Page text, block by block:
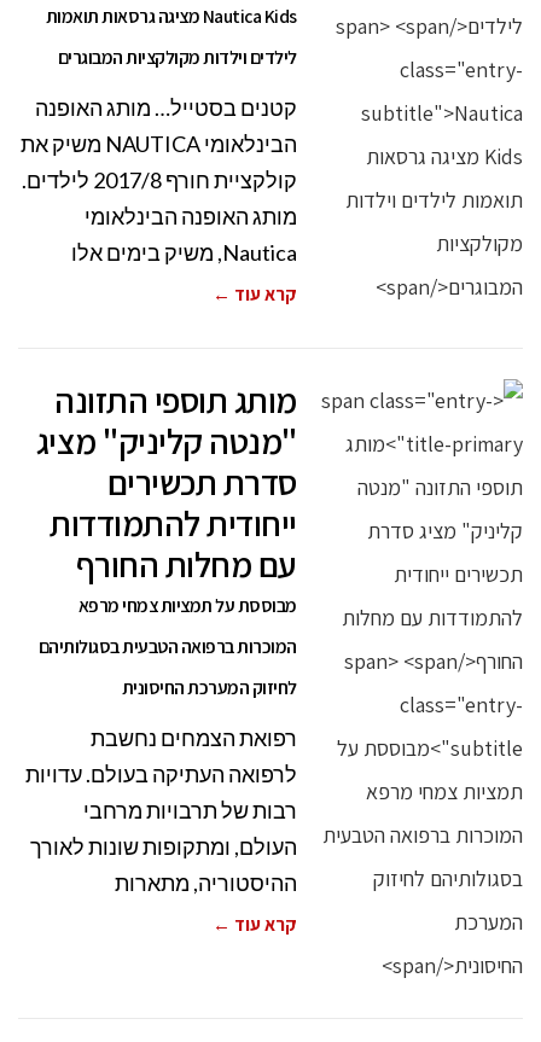
Nautica Kids מציגה גרסאות תואמות
לילדים וילדות מקולקציות המבוגרים
קטנים בסטייל… מותג האופנה
הבינלאומי NAUTICA משיק את
קולקציית חורף 2017/8 לילדים.
מותג האופנה הבינלאומי
Nautica, משיק בימים אלו
קרא עוד ←
מותג תוספי התזונה
"מנטה קליניק" מציג
סדרת תכשירים
ייחודית להתמודדות
עם מחלות החורף
מבוססת על תמציות צמחי מרפא
המוכרות ברפואה הטבעית בסגולותיהם
לחיזוק המערכת החיסונית
רפואת הצמחים נחשבת
לרפואה העתיקה בעולם. עדויות
רבות של תרבויות מרחבי
העולם, ומתקופות שונות לאורך
ההיסטוריה, מתארות
קרא עוד ←